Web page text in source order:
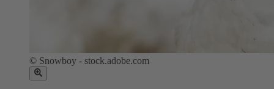
© Snowboy - stock.adobe.com